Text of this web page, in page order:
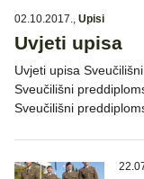
02.10.2017., Upisi
Uvjeti upisa
Uvjeti upisa
Sveučilišni
Sveučilišni